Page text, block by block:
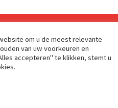
B2B-
sterke retailcommunity biedt
betrouwbaar nieuws,
analyses uit de sector.
om u de meest relevante
van uw voorkeuren en
accepteren" te klikken, stemt u